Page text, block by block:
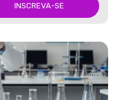
INSCREVA-SE